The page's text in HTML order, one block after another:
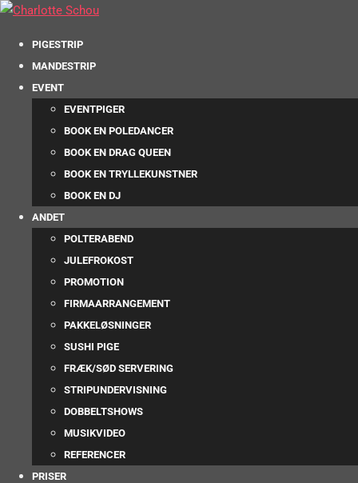
PIGESTRIP
MANDESTRIP
EVENT
EVENTPIGER
BOOK EN POLEDANCER
BOOK EN DRAG QUEEN
BOOK EN TRYLLEKUNSTNER
BOOK EN DJ
ANDET
POLTERABEND
JULEFROKOST
PROMOTION
FIRMAARRANGEMENT
PAKKELØSNINGER
SUSHI PIGE
FRÆK/SØD SERVERING
STRIPUNDERVISNING
DOBBELTSHOWS
MUSIKVIDEO
REFERENCER
PRISER